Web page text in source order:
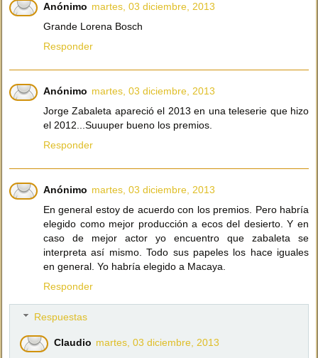
Anónimo martes, 03 diciembre, 2013
Grande Lorena Bosch
Responder
Anónimo martes, 03 diciembre, 2013
Jorge Zabaleta apareció el 2013 en una teleserie que hizo
el 2012...Suuuper bueno los premios.
Responder
Anónimo martes, 03 diciembre, 2013
En general estoy de acuerdo con los premios. Pero habría
elegido como mejor producción a ecos del desierto. Y en
caso de mejor actor yo encuentro que zabaleta se
interpreta así mismo. Todo sus papeles los hace iguales
en general. Yo habría elegido a Macaya.
Responder
Respuestas
Claudio martes, 03 diciembre, 2013